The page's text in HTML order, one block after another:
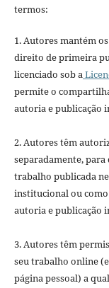
termos:
1. Autores mantém
direito de primeira
licenciado sob a
permite o
autoria e publicação
2. Autores têm
separadamente,
trabalho publicada
institucional ou
autoria e publicação
3. Autores têm
seu trabalho online
página pessoal) a